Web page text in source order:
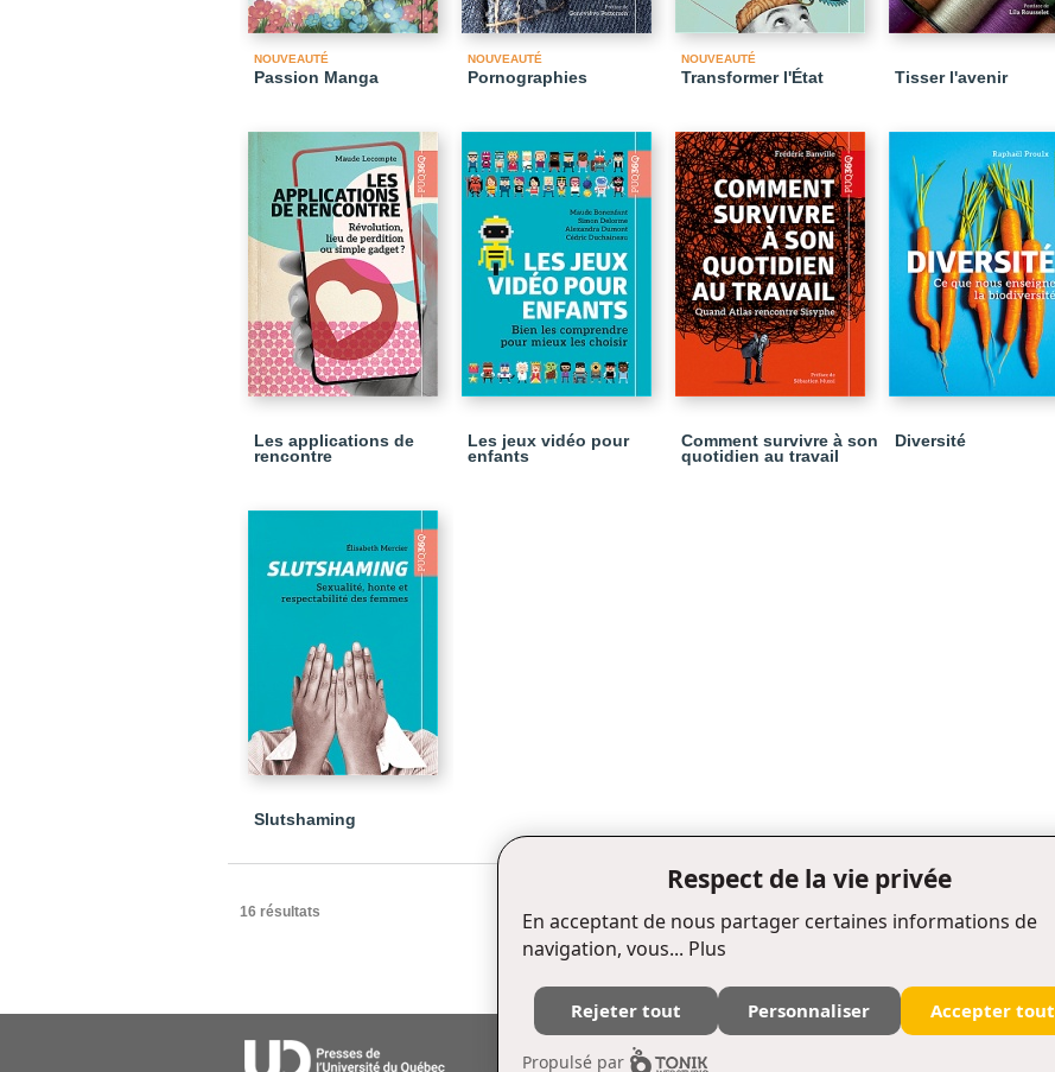
NOUVEAUTÉ
Passion Manga
NOUVEAUTÉ
Pornographies
NOUVEAUTÉ
Transformer l'État Tisser l'avenir
Les applications de
rencontre
Les jeux vidéo pour
enfants
Comment survivre à son
quotidien au travail
Diversité
Slutshaming
16 résultats
Édifice Fleurie, 480, de La Chapelle, bureau F015, Québec (Québec) Canada G1K 0B6
Respect de la vie privée
En acceptant de nous partager certaines informations de
navigation, vous... Plus
Rejeter tout Personnaliser Accepter tout
Propulsé par